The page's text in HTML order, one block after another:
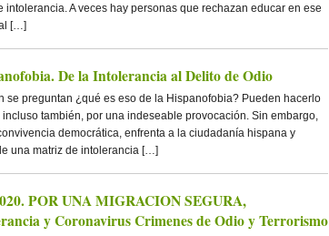
A veces hay personas que rechazan educar en ese
[…]
De la Intolerancia al Delito de Odio
se preguntan ¿qué es eso de la Hispanofobia? Pueden hacerlo
también, por una indeseable provocación. Sin embargo,
democrática, enfrenta a la ciudadanía hispana y
una matriz de intolerancia […]
POR UNA MIGRACION SEGURA,
y Coronavirus Crimenes de Odio y Terrorismo